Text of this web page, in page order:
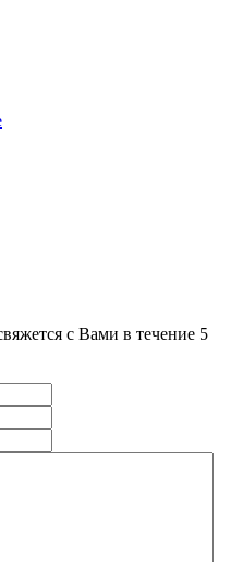
с Вами в течение 5